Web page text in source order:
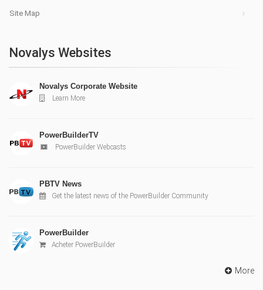
Site Map
Novalys Websites
Novalys Corporate Website
Learn More
PowerBuilderTV
PowerBuilder Webcasts
PBTV News
Get the latest news of the PowerBuilder Community
PowerBuilder
Acheter PowerBuilder
More